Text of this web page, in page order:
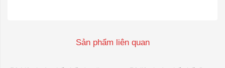
Sản phẩm liên quan